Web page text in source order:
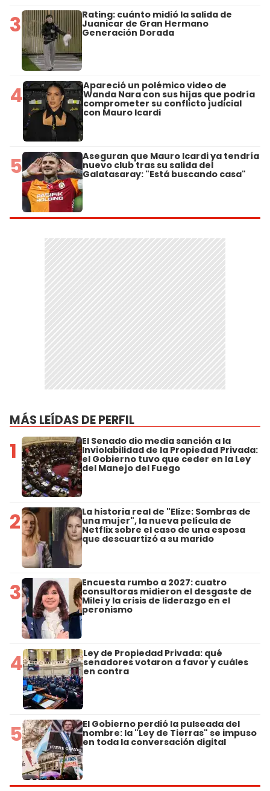
3 Rating: cuánto midió la salida de
Juanicar de Gran Hermano
Generación Dorada
4 Apareció un polémico video de
Wanda Nara con sus hijas que podría
comprometer su conflicto judicial
con Mauro Icardi
5 Aseguran que Mauro Icardi ya tendría
nuevo club tras su salida del
Galatasaray: "Está buscando casa"
MÁS LEÍDAS DE PERFIL
1 El Senado dio media sanción a la
Inviolabilidad de la Propiedad Privada:
el Gobierno tuvo que ceder en la Ley
del Manejo del Fuego
2 La historia real de "Elize: Sombras de
una mujer", la nueva película de
Netflix sobre el caso de una esposa
que descuartizó a su marido
3 Encuesta rumbo a 2027: cuatro
consultoras midieron el desgaste de
Milei y la crisis de liderazgo en el
peronismo
4 Ley de Propiedad Privada: qué
senadores votaron a favor y cuáles
en contra
5 El Gobierno perdió la pulseada del
nombre: la "Ley de Tierras" se impuso
en toda la conversación digital